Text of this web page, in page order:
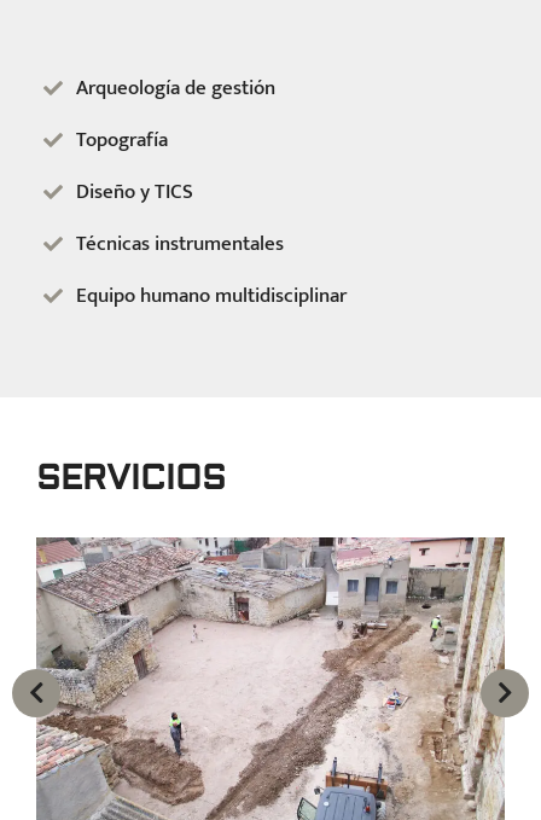
Arqueología de gestión
Topografía
Diseño y TICS
Técnicas instrumentales
Equipo humano multidisciplinar
SERVICIOS